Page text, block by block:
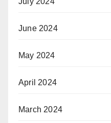
June 2024
May 2024
April 2024
March 2024